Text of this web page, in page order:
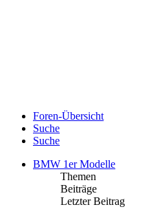
Foren-Übersicht
Suche
Suche
BMW 1er Modelle
Themen
Beiträge
Letzter Beitrag